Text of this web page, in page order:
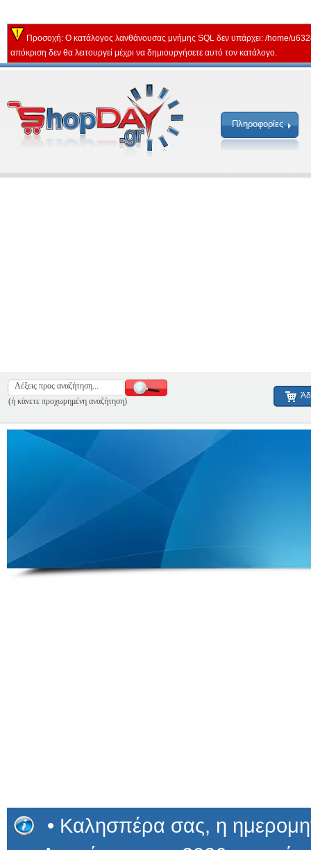
Προσοχή: Ο κατάλογος λανθάνουσας μνήμης SQL δεν υπάρχει: /home/
απόκριση δεν θα λειτουργεί μέχρι να δημιουργήσετε αυτό τον κατάλογο.
Πληροφορίες
(ή κάνετε προχωρημένη αναζήτηση)
• Καλησπέρα σας, η
Αυγούστου του 2026 και